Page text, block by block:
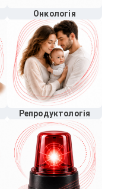
Онкологія
Репродуктологія